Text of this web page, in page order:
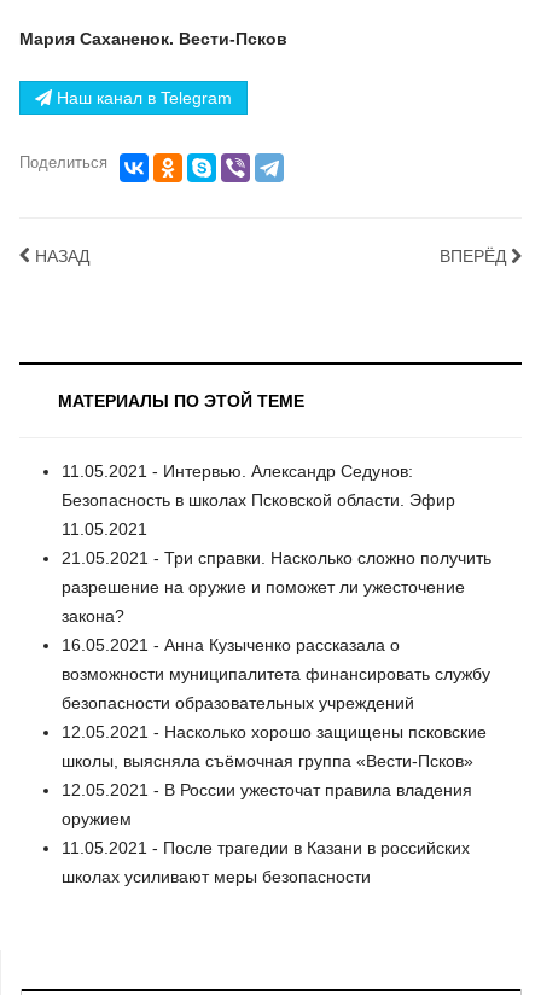
Мария Саханенок. Вести-Псков
Наш канал в Telegram
Поделиться
НАЗАД ВПЕРЁД
МАТЕРИАЛЫ ПО ЭТОЙ ТЕМЕ
11.05.2021 - Интервью. Александр Седунов:
Безопасность в школах Псковской области. Эфир
11.05.2021
21.05.2021 - Три справки. Насколько сложно получить
разрешение на оружие и поможет ли ужесточение
закона?
16.05.2021 - Анна Кузыченко рассказала о
возможности муниципалитета финансировать службу
безопасности образовательных учреждений
12.05.2021 - Насколько хорошо защищены псковские
школы, выясняла съёмочная группа «Вести-Псков»
12.05.2021 - В России ужесточат правила владения
оружием
11.05.2021 - После трагедии в Казани в российских
школах усиливают меры безопасности